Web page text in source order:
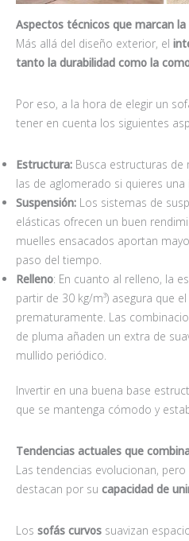
Aspectos técnicos que marcan
Más allá del diseño exterior, el
tanto la durabilidad como la
Por eso, a la hora de elegir un
tener en cuenta los siguientes
Estructura: Busca estructuras de
las de aglomerado si quieres
Suspensión: Los sistemas de
elásticas ofrecen un buen
muelles ensacados aportan
paso del tiempo.
Relleno: En cuanto al relleno, la
partir de 30 kg/m³) asegura que
prematuramente. Las
de pluma añaden un extra de
mullido periódico.
Invertir en una buena base
que se mantenga cómodo y
Tendencias actuales que
Las tendencias evolucionan,
destacan por su capacidad de
Los sofás curvos suavizan